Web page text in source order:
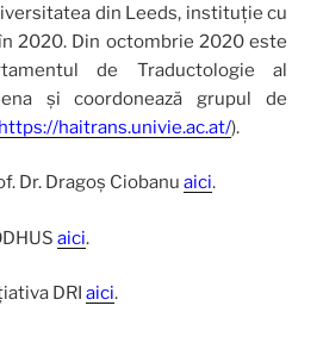
din Leeds, instituție cu
2020. Din octombrie 2020 este
de Traductologie al
și coordonează grupul de
https://haitrans.univie.ac.at/).
Dr. Dragoș Ciobanu aici.
aici.
DRI aici.